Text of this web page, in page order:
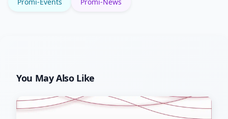
Promi-Events Promi-News
You May Also Like